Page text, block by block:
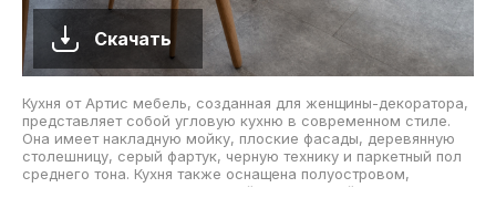
Скачать
Кухня от Артис мебель, созданная для женщины-декоратора,
представляет собой угловую кухню в современном стиле.
Она имеет накладную мойку, плоские фасады, деревянную
столешницу, серый фартук, черную технику и паркетный пол
среднего тона. Кухня также оснащена полуостровом,
коричневым полом, коричневой столешницей, обеденным